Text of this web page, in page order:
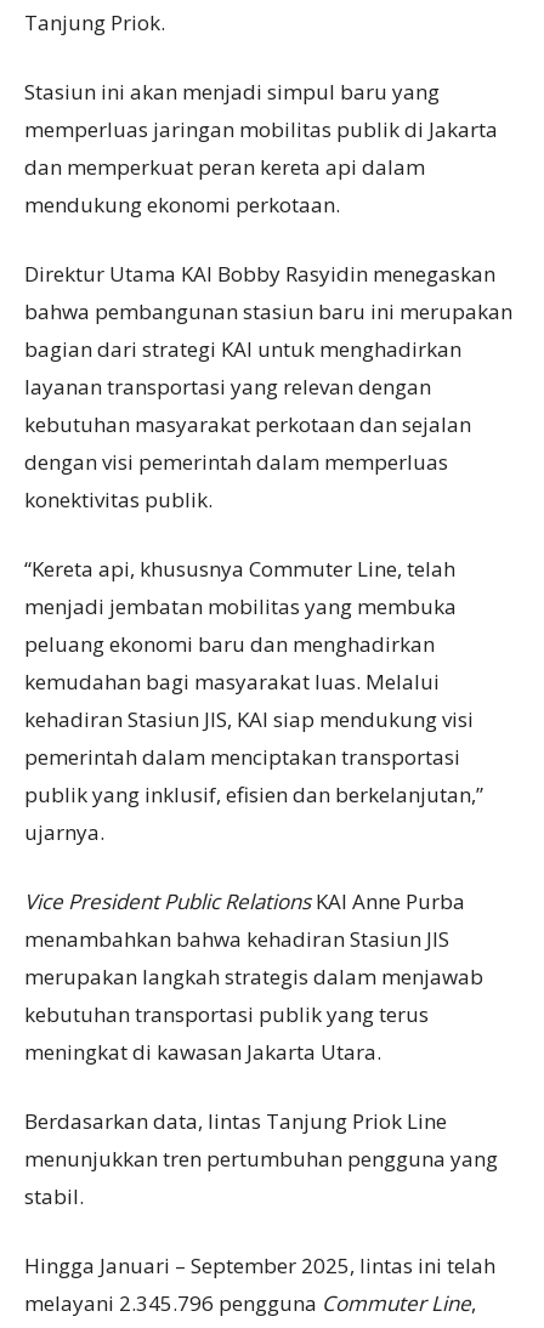
Tanjung Priok.
Stasiun ini akan menjadi simpul baru yang
memperluas jaringan mobilitas publik di Jakarta
dan memperkuat peran kereta api dalam
mendukung ekonomi perkotaan.
Direktur Utama KAI Bobby Rasyidin menegaskan
bahwa pembangunan stasiun baru ini merupakan
bagian dari strategi KAI untuk menghadirkan
layanan transportasi yang relevan dengan
kebutuhan masyarakat perkotaan dan sejalan
dengan visi pemerintah dalam memperluas
konektivitas publik.
“Kereta api, khususnya Commuter Line, telah
menjadi jembatan mobilitas yang membuka
peluang ekonomi baru dan menghadirkan
kemudahan bagi masyarakat luas. Melalui
kehadiran Stasiun JIS, KAI siap mendukung visi
pemerintah dalam menciptakan transportasi
publik yang inklusif, efisien dan berkelanjutan,”
ujarnya.
Vice President Public RelationsKAI Anne Purba
menambahkan bahwa kehadiran Stasiun JIS
merupakan langkah strategis dalam menjawab
kebutuhan transportasi publik yang terus
meningkat di kawasan Jakarta Utara.
Berdasarkan data, lintas Tanjung Priok Line
menunjukkan tren pertumbuhan pengguna yang
stabil.
Hingga Januari – September 2025, lintas ini telah
melayani 2.345.796 pengguna Commuter Line,